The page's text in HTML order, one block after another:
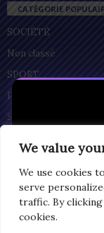
We value
We use cookies
serve
traffic. By
cookies.
CATÉGORIE
SOCIÉTÉ
Non classé
SPORT
POLITIQUE
SANTÉ